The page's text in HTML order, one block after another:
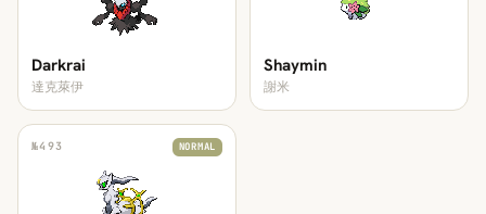
Darkrai
達克萊伊
Shaymin
謝米
№493 NORMAL